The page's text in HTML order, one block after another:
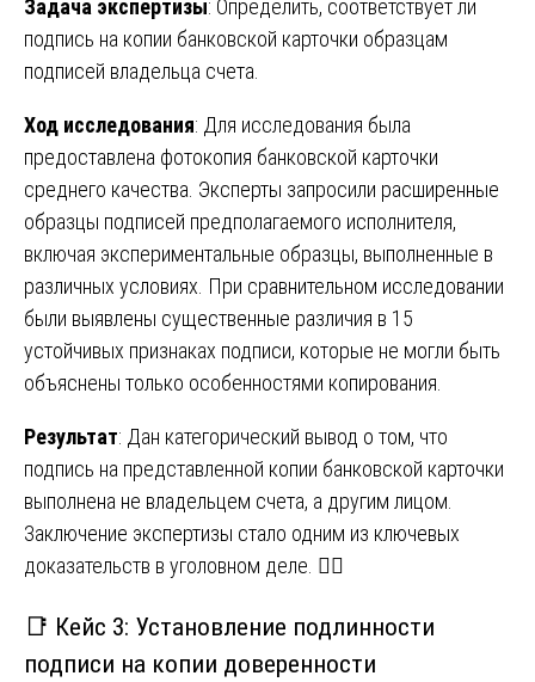
Задача экспертизы: Определить, соответствует ли
подпись на копии банковской карточки образцам
подписей владельца счета.
Ход исследования: Для исследования была
предоставлена фотокопия банковской карточки
среднего качества. Эксперты запросили расширенные
образцы подписей предполагаемого исполнителя,
включая экспериментальные образцы, выполненные в
различных условиях. При сравнительном исследовании
были выявлены существенные различия в 15
устойчивых признаках подписи, которые не могли быть
объяснены только особенностями копирования.
Результат: Дан категорический вывод о том, что
подпись на представленной копии банковской карточки
выполнена не владельцем счета, а другим лицом.
Заключение экспертизы стало одним из ключевых
доказательств в уголовном деле. 🕵️‍♂️
📑 Кейс 3: Установление подлинности
подписи на копии доверенности